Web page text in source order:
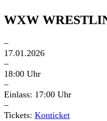
WXW
–
17.01.2026
–
18:00 Uhr
–
Einlass: 17:00 Uhr
–
Tickets: Konticket